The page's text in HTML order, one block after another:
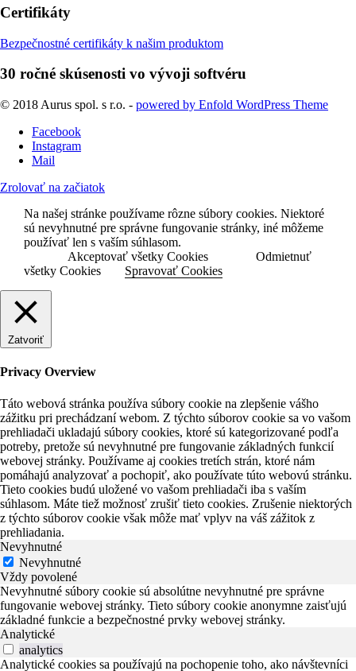
Certifikáty
Bezpečnostné certifikáty k našim produktom
30 ročné skúsenosti vo vývoji softvéru
© 2018 Aurus spol. s r.o. - powered by Enfold WordPress Theme
Facebook
Instagram
Mail
Zrolovať na začiatok
Na našej stránke používame rôzne súbory cookies. Niektoré
sú nevyhnutné pre správne fungovanie stránky, iné môžeme
používať len s vaším súhlasom.
Akceptovať všetky Cookies
Odmietnuť
všetky Cookies
Spravovať Cookies
Zatvoriť
Privacy Overview
Táto webová stránka používa súbory cookie na zlepšenie vášho
zážitku pri prechádzaní webom. Z týchto súborov cookie sa vo vašom
prehliadači ukladajú súbory cookies, ktoré sú kategorizované podľa
potreby, pretože sú nevyhnutné pre fungovanie základných funkcií
webovej stránky. Používame aj cookies tretích strán, ktoré nám
pomáhajú analyzovať a pochopiť, ako používate túto webovú stránku.
Tieto cookies budú uložené vo vašom prehliadači iba s vaším
súhlasom. Máte tiež možnosť zrušiť tieto cookies. Zrušenie niektorých
z týchto súborov cookie však môže mať vplyv na váš zážitok z
prehliadania.
Nevyhnutné
Nevyhnutné
Vždy povolené
Nevyhnutné súbory cookie sú absolútne nevyhnutné pre správne
fungovanie webovej stránky. Tieto súbory cookie anonymne zaisťujú
základné funkcie a bezpečnostné prvky webovej stránky.
Analytické
analytics
Analytické cookies sa používajú na pochopenie toho, ako návštevníci